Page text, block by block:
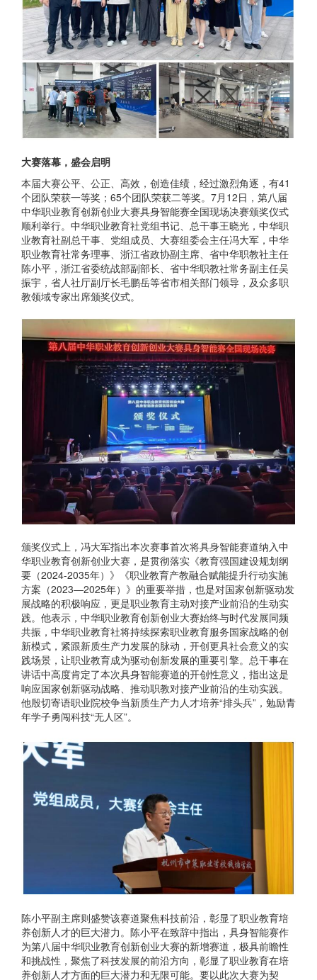
大赛落幕，盛会启明
本届大赛公平、公正、高效，创造佳绩，经过激烈角逐，有41
个团队荣获一等奖；65个团队荣获二等奖。7月12日，第八届
中华职业教育创新创业大赛具身智能赛全国现场决赛颁奖仪式
顺利举行。中华职业教育社党组书记、总干事王晓光，中华职
业教育社副总干事、党组成员、大赛组委会主任冯大军，中华
职业教育社常务理事、浙江省政协副主席、省中华职教社主任
陈小平，浙江省委统战部副部长、省中华职教社常务副主任吴
振宇，省人社厅副厅长毛鹏岳等省市相关部门领导，及众多职
教领域专家出席颁奖仪式。
颁奖仪式上，冯大军指出本次赛事首次将具身智能赛道纳入中
华职业教育创新创业大赛，是贯彻落实《教育强国建设规划纲
要（2024-2035年）》《职业教育产教融合赋能提升行动实施
方案（2023—2025年）》的重要举措，也是对国家创新驱动发
展战略的积极响应，更是职业教育主动对接产业前沿的生动实
践。他表示，中华职业教育创新创业大赛始终与时代发展同频
共振，中华职业教育社将持续探索职业教育服务国家战略的创
新模式，紧跟新质生产力发展的脉动，开创更具社会意义的实
践场景，让职业教育成为驱动创新发展的重要引擎。总干事在
讲话中高度肯定了本次具身智能赛道的开创性意义，指出这是
响应国家创新驱动战略、推动职教对接产业前沿的生动实践。
他殷切寄语职业院校争当新质生产力人才培养“排头兵”，勉励青
年学子勇闯科技“无人区”。
陈小平副主席则盛赞该赛道聚焦科技前沿，彰显了职业教育培
养创新人才的巨大潜力。陈小平在致辞中指出，具身智能赛作
为第八届中华职业教育创新创业大赛的新增赛道，极具前瞻性
和挑战性，聚焦了科技发展的前沿方向，彰显了职业教育在培
养创新人才方面的巨大潜力和无限可能。要以此次大赛为契